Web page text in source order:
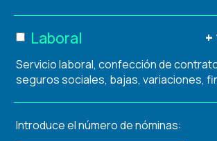
Laboral
Servicio laboral, confección de
seguros sociales, bajas, variaciones,
Introduce el número de nóminas: